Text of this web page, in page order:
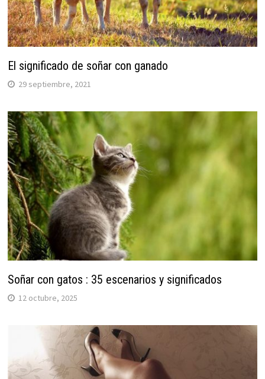
El significado de soñar con ganado
29 septiembre, 2021
Soñar con gatos : 35 escenarios y significados
12 octubre, 2025